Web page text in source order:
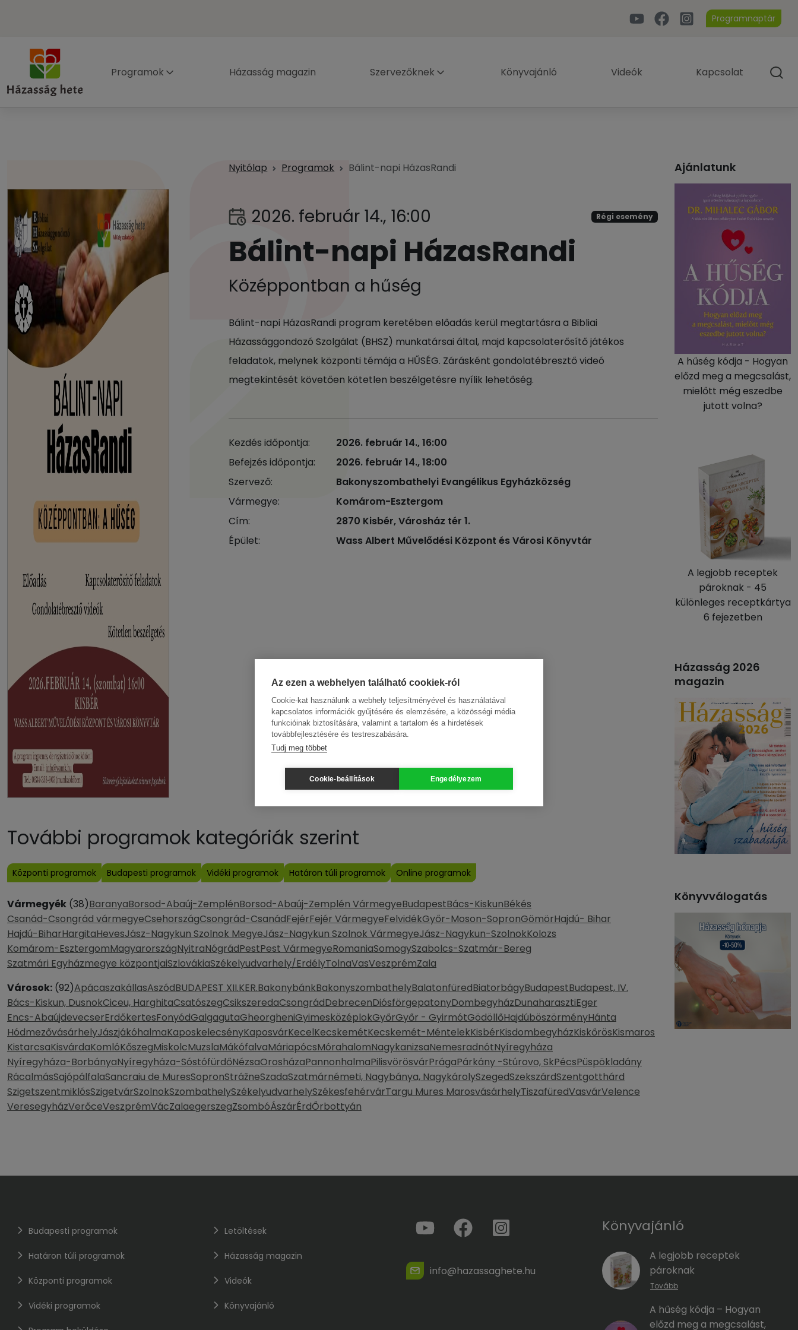
Programnaptár
Programok Házasság magazin Szervezőknek Könyvajánló Videók Kapcsolat
Nyitólap Programok Bálint-napi HázasRandi
2026. február 14., 16:00 Régi esemény
Bálint-napi HázasRandi
Középpontban a hűség
Bálint-napi HázasRandi program keretében előadás kerül megtartásra a Bibliai
Házassággondozó Szolgálat (BHSZ) munkatársai által, majd kapcsolaterősítő játékos
feladatok, melynek központi témája a HŰSÉG. Zárásként gondolatébresztő videó
megtekintését követően kötetlen beszélgetésre nyílik lehetőség.
Kezdés időpontja:
2026. február 14., 16:00
Befejzés időpontja:
2026. február 14., 18:00
Szervező:
Bakonyszombathelyi Evangélikus Egyházközség
Vármegye:
Komárom-Esztergom
Cím:
2870 Kisbér, Városház tér 1.
Épület:
Wass Albert Művelődési Központ és Városi Könyvtár
További programok kategóriák szerint
Központi programok Budapesti programok Vidéki programok Határon túli programok Online programok
Vármegyék (38)BaranyaBorsod-Abaúj-ZemplénBorsod-Abaúj-Zemplén VármegyeBudapestBács-KiskunBékés
Csanád-Csongrád vármegyeCsehországCsongrád-CsanádFejérFejér VármegyeFelvidékGyőr-Moson-SopronGömörHajdú- Bihar
Hajdú-BiharHargitaHevesJász-Nagykun Szolnok MegyeJász-Nagykun Szolnok VármegyeJász-Nagykun-SzolnokKolozs
Komárom-EsztergomMagyarországNyitraNógrádPestPest VármegyeRomaniaSomogySzabolcs-Szatmár-Bereg
Szatmári Egyházmegye központjaiSzlovákiaSzékelyudvarhely/ErdélyTolnaVasVeszprémZala
Városok: (92)ApácaszakállasAszódBUDAPEST XII.KER.BakonybánkBakonyszombathelyBalatonfüredBiatorbágyBudapestBudapest, IV.
Bács-Kiskun, DusnokCiceu, HarghitaCsatószegCsikszeredaCsongrádDebrecenDiósförgepatonyDombegyházDunaharasztiEger
Encs-AbaújdevecserErdőkertesFonyódGalgagutaGheorgheniGyimesközéplokGyőrGyőr - GyirmótGödöllőHajdúböszörményHánta
HódmezővásárhelyJászjákóhalmaKaposkelecsényKaposvárKecelKecskemétKecskemét-MéntelekKisbérKisdombegyházKiskőrösKismaros
KistarcsaKisvárdaKomlóKőszegMiskolcMuzslaMákófalvaMáriapócsMórahalomNagykanizsaNemesradnótNyíregyháza
Nyíregyháza-BorbányaNyíregyháza-SóstófürdőNézsaOrosházaPannonhalmaPilisvörösvárPrágaPárkány -Stúrovo, SkPécsPüspökladány
RácalmásSajópálfalaSancraiu de MuresSopronStrážneSzadaSzatmárnémeti, Nagybánya, NagykárolySzegedSzekszárdSzentgotthárd
SzigetszentmiklósSzigetvárSzolnokSzombathelySzékelyudvarhelySzékesfehérvárTargu Mures MarosvásárhelyTiszafüredVasvárVelence
VeresegyházVerőceVeszprémVácZalaegerszegZsombóÁszárÉrdŐrbottyán
Ajánlatunk
A hűség kódja - Hogyan
előzd meg a megcsalást,
mielőtt még eszedbe
jutott volna?
A legjobb receptek
pároknak - 45
különleges receptkártya
6 fejezetben
Házasság 2026
magazin
Könyvválogatás
Budapesti programok
Határon túli programok
Központi programok
Vidéki programok
Letöltések
Házasság magazin
Videók
Könyvajánló
info@hazassaghete.hu
Könyvajánló
A legjobb receptek
pároknak
Tovább
A hűség kódja – Hogyan
előzd meg a megcsalást,
Az ezen a webhelyen található cookiek-ról
Cookie-kat használunk a webhely teljesítményével és használatával
kapcsolatos információk gyűjtésére és elemzésére, a közösségi média
funkcióinak biztosítására, valamint a tartalom és a hirdetések
továbbfejlesztésére és testreszabására.
Tudj meg többet
Cookie-beállítások Engedélyezem